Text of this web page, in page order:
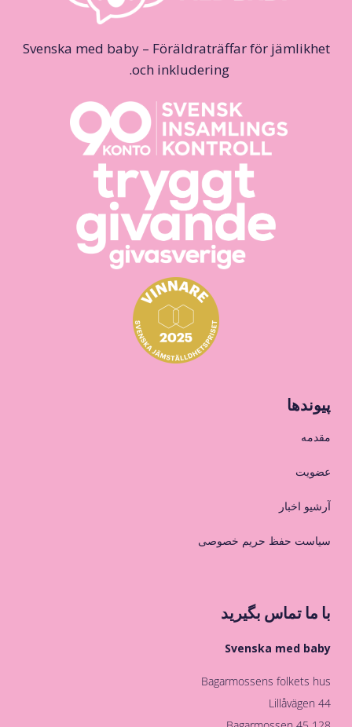
Svenska med baby – Föräldraträffar för jämlikhet
och inkludering.
پیوندها
مقدمه
عضویت
آرشیو اخبار
سیاست حفظ حریم خصوصی
با ما تماس بگیرید
Svenska med baby
Bagarmossens folkets hus
Lillåvägen 44